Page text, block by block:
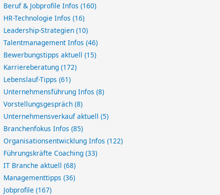
Beruf & Jobprofile Infos(160)
HR-Technologie Infos(16)
Leadership-Strategien(10)
Talentmanagement Infos(46)
Bewerbungstipps aktuell(15)
Karriereberatung(172)
Lebenslauf-Tipps(61)
Unternehmensführung Infos(8)
Vorstellungsgespräch(8)
Unternehmensverkauf aktuell(5)
Branchenfokus Infos(85)
Organisationsentwicklung Infos(122)
Führungskräfte Coaching(33)
IT Branche aktuell(68)
Managementtipps(36)
Jobprofile(167)